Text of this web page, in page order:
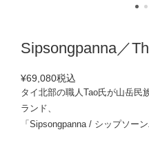
Sipsongpanna／
¥69,080税込
タイ北部の職人Tao氏が山岳民
ランド、
「Sipsongpanna / シップソーン